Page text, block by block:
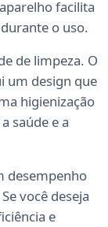
facilita
o uso.
de limpeza. O
um design que
higienização
saúde e a
desempenho
você deseja
e